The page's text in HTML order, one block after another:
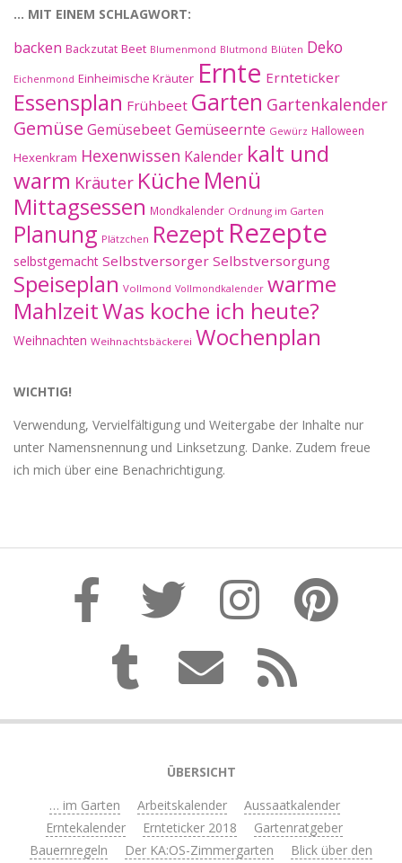
… MIT EINEM SCHLAGWORT:
backen Backzutat Beet Blumenmond Blutmond Blüten Deko
Eichenmond Einheimische Kräuter Ernte Ernteticker
Essensplan Frühbeet Garten Gartenkalender
Gemüse GemüsebeetGemüseernte Gewürz Halloween
Hexenkram Hexenwissen Kalender kalt und
warm Kräuter Küche Menü
Mittagsessen Mondkalender Ordnung im Garten
Planung Plätzchen Rezept Rezepte
selbstgemacht Selbstversorger Selbstversorgung
Speiseplan Vollmond Vollmondkalender warme
MahlzeitWas koche ich heute?
Weihnachten Weihnachtsbäckerei Wochenplan
WICHTIG!
Verwendung, Vervielfältigung und Weitergabe der Inhalte nur
unter Namensnennung und Linksetzung. Danke. Zudem freue
ich mich über eine Benachrichtigung.
ÜBERSICHT
… im Garten
Arbeitskalender
Aussaatkalender
Erntekalender
Ernteticker 2018
Gartenratgeber
Bauernregeln
Der KA:OS-Zimmergarten
Blick über den